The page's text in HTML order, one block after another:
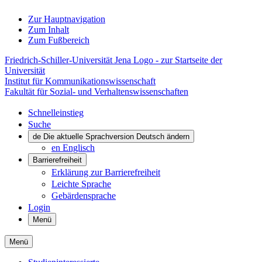
Zur Hauptnavigation
Zum Inhalt
Zum Fußbereich
Friedrich-Schiller-Universität Jena Logo - zur Startseite der
Universität
Institut für Kommunikations­wissenschaft
Fakultät für Sozial- und Verhaltenswissenschaften
Schnelleinstieg
Suche
de Die aktuelle Sprachversion Deutsch ändern
en Englisch
Barrierefreiheit
Erklärung zur Barrierefreiheit
Leichte Sprache
Gebärdensprache
Login
Menü
Menü